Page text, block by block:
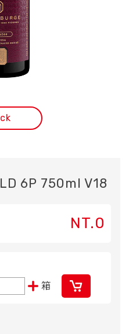
6P 750ml V18
NT.0
箱